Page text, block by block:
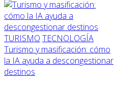
TURISMO TECNOLOGÍA
Turismo y masificación: cómo
la IA ayuda a descongestionar
destinos